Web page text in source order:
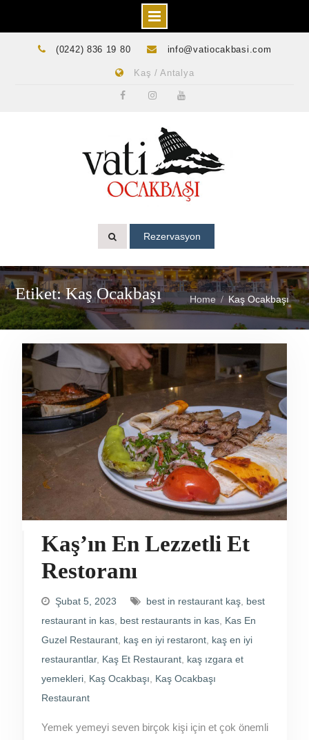
(0242) 836 19 80 info@vatiocakbasi.com
Kaş / Antalya
Rezervasyon
Etiket: Kaş Ocakbaşı Home Kaş Ocakbaşı
Kaş’ın En Lezzetli Et
Restoranı
Şubat 5, 2023 best in restaurant kaş, best
restaurant in kas, best restaurants in kas, Kas En
Guzel Restaurant, kaş en iyi restaront, kaş en iyi
restaurantlar, Kaş Et Restaurant, kaş ızgara et
yemekleri, Kaş Ocakbaşı, Kaş Ocakbaşı
Restaurant
Yemek yemeyi seven birçok kişi için et çok önemli